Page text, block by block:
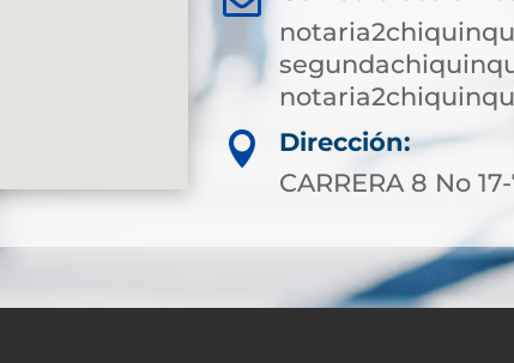

Dirección:
CARRERA 8 No